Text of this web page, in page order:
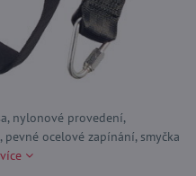
nylonové provedení,
ocelové zapínání, smyčka